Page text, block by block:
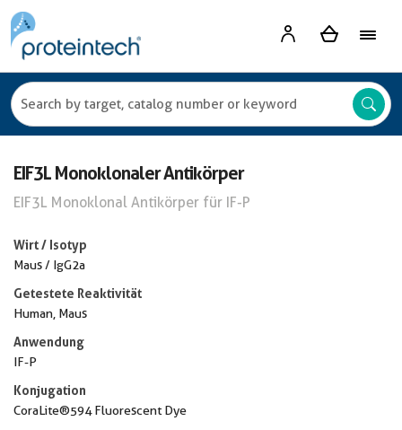
EIF3L Monoklonaler Antikörper
EIF3L Monoklonal Antikörper für IF-P
Wirt / Isotyp
Maus / IgG2a
Getestete Reaktivität
Human, Maus
Anwendung
IF-P
Konjugation
CoraLite®594 Fluorescent Dye